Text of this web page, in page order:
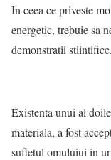
In ceea ce priveste
energetic, trebuie sa
demonstratii stiintifice.
Existenta unui al
materiala, a fost
sufletul omuluiui in